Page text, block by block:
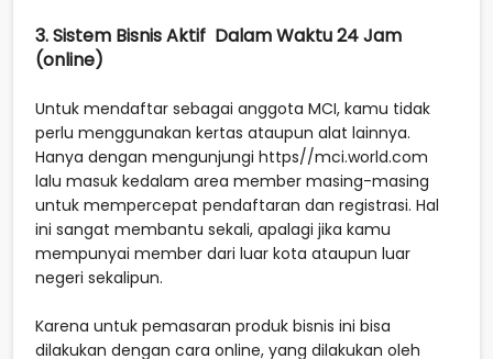
3. Sistem Bisnis Aktif Dalam Waktu 24 Jam
(online)
Untuk mendaftar sebagai anggota MCI, kamu tidak
perlu menggunakan kertas ataupun alat lainnya.
Hanya dengan mengunjungi https//mci.world.com
lalu masuk kedalam area member masing-masing
untuk mempercepat pendaftaran dan registrasi. Hal
ini sangat membantu sekali, apalagi jika kamu
mempunyai member dari luar kota ataupun luar
negeri sekalipun.
Karena untuk pemasaran produk bisnis ini bisa
dilakukan dengan cara online, yang dilakukan oleh